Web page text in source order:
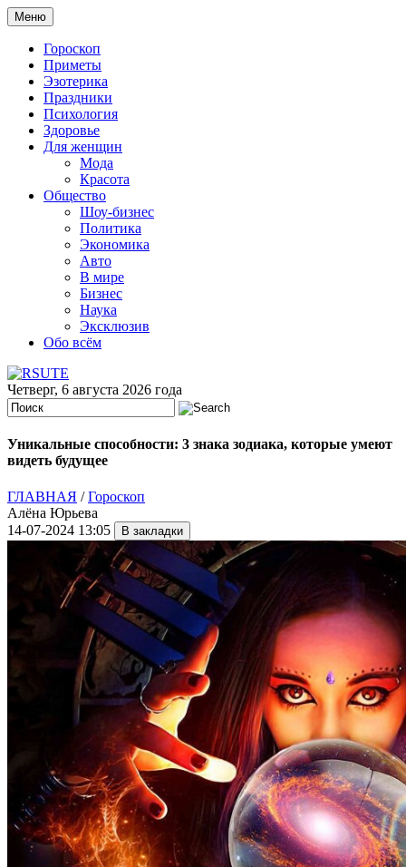
Меню
Гороскоп
Приметы
Эзотерика
Праздники
Психология
Здоровье
Для женщин
Мода
Красота
Общество
Шоу-бизнес
Политика
Экономика
Авто
В мире
Бизнес
Наука
Эксклюзив
Обо всём
Четверг, 6 августа 2026 года
Уникальные способности: 3 знака зодиака, которые умеют
видеть будущее
ГЛАВНАЯ /Гороскоп
Алёна Юрьева
14-07-2024 13:05